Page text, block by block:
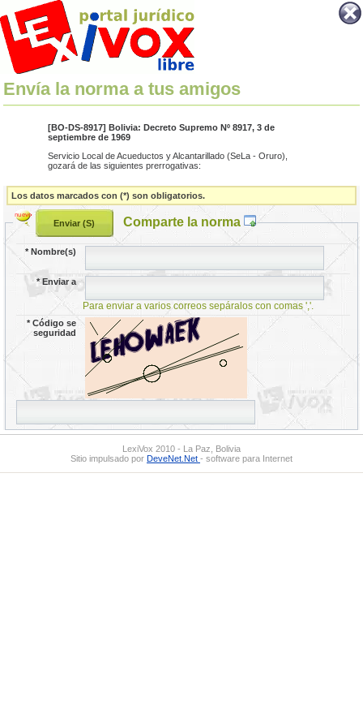
Envía la norma a tus amigos
[BO-DS-8917] Bolivia: Decreto Supremo Nº 8917, 3 de
septiembre de 1969
Servicio Local de Acueductos y Alcantarillado (SeLa - Oruro),
gozará de las siguientes prerrogativas:
Los datos marcados con (*) son obligatorios.
Comparte la norma
*Nombre(s)
*Enviar a
Para enviar a varios correos sepáralos con comas ','.
*Código se
seguridad
LexiVox 2010 - La Paz, Bolivia
Sitio impulsado por DeveNet.Net - software para Internet